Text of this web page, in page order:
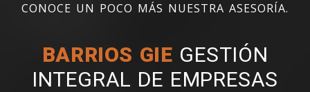
CONOCE UN POCO MÁS NUESTRA ASESORÍA.
BARRIOS GIE GESTIÓN
INTEGRAL DE EMPRESAS